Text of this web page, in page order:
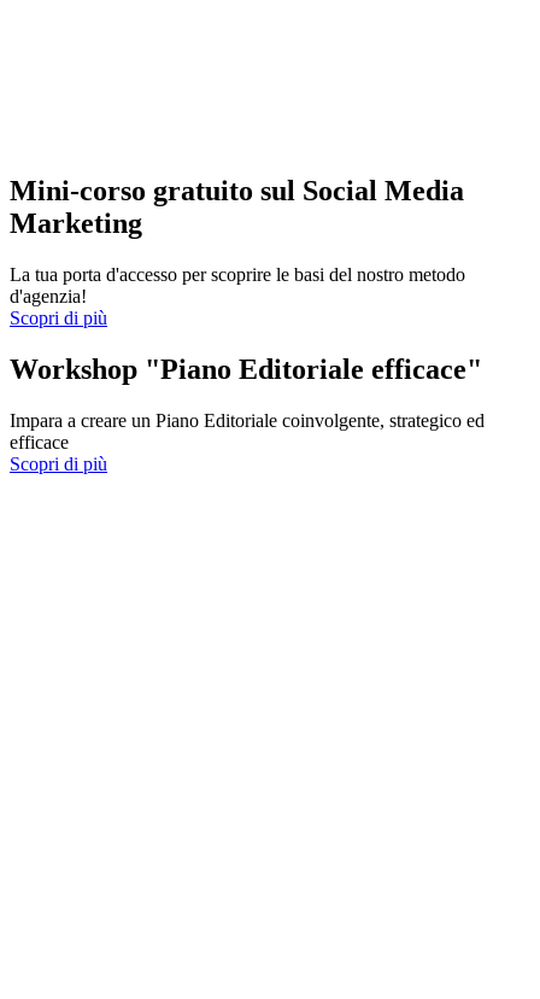
Mini-corso gratuito sul Social Media
Marketing
La tua porta d'accesso per scoprire le basi del nostro metodo
d'agenzia!
Scopri di più
Workshop "Piano Editoriale efficace"
Impara a creare un Piano Editoriale coinvolgente, strategico ed
efficace
Scopri di più